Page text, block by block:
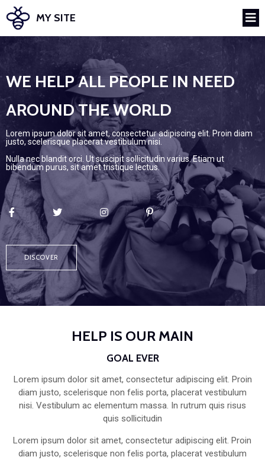
MY SITE
WE HELP ALL PEOPLE IN NEED
AROUND THE WORLD
Lorem ipsum dolor sit amet, consectetur adipiscing elit. Proin diam
justo, scelerisque placerat vestibulum nisi.
Nulla nec blandit orci. Ut suscipit sollicitudin varius. Etiam ut
bibendum purus, sit amet tristique lectus.
DISCOVER
HELP IS OUR MAIN
GOAL EVER
Lorem ipsum dolor sit amet, consectetur adipiscing elit. Proin
diam justo, scelerisque non felis porta, placerat vestibulum
nisi. Vestibulum ac elementum massa. In rutrum quis risus
quis sollicitudin
Lorem ipsum dolor sit amet, consectetur adipiscing elit. Proin
diam justo, scelerisque non felis porta, placerat vestibulum